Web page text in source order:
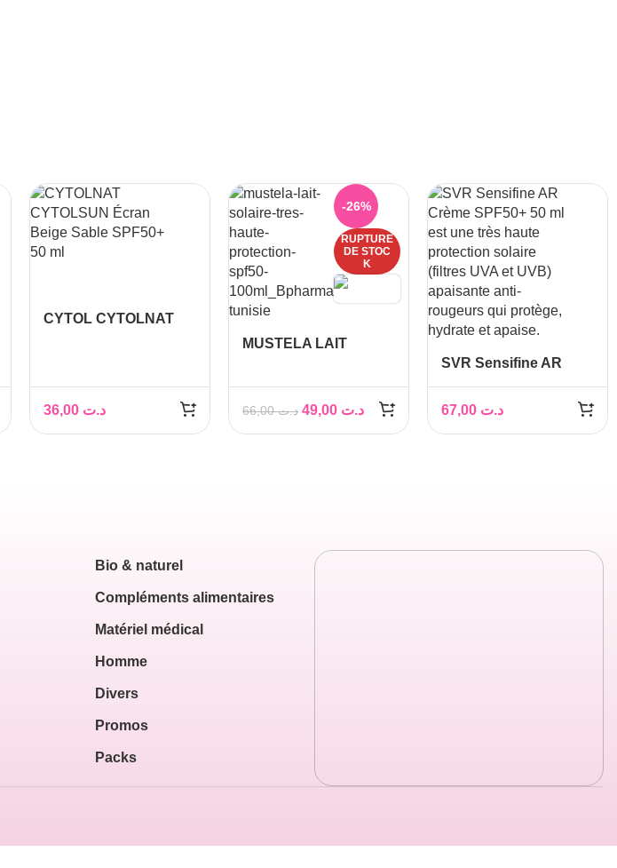
CYTOL CYTOLNAT
د.ت
-26%
RUPTURE
DE STOC
K
MUSTELA LAIT
SPF50+ 100ML
د.ت66,00 د.ت
SVR Sensifine AR
د.ت
Bio & naturel
Compléments alimentaires
Matériel médical
Homme
Divers
Promos
Packs